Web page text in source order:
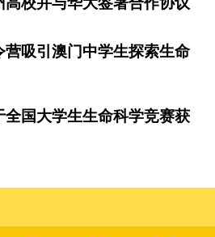
吸引澳门中学生探索生命
国大学生生命科学竞赛获